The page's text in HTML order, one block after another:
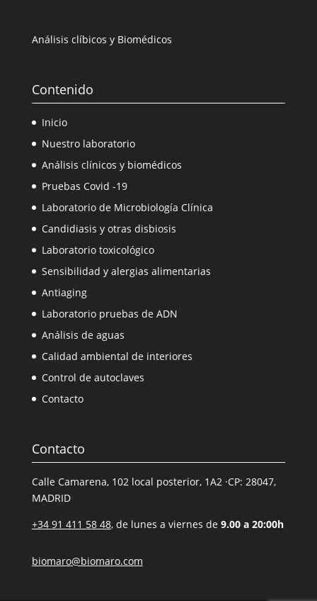
Análisis clíbicos y Biomédicos
Contenido
Inicio
Nuestro laboratorio
Análisis clínicos y biomédicos
Pruebas Covid -19
Laboratorio de Microbiología Clínica
Candidiasis y otras disbiosis
Laboratorio toxicológico
Sensibilidad y alergias alimentarias
Antiaging
Laboratorio pruebas de ADN
Análisis de aguas
Calidad ambiental de interiores
Control de autoclaves
Contacto
Contacto
Calle Camarena, 102 local posterior, 1A2 ·CP: 28047,
MADRID
+34 91 411 58 48, de lunes a viernes de 9.00 a 20:00h
biomaro@biomaro.com